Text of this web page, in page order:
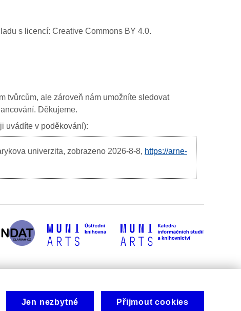
s licencí: Creative Commons BY 4.0.
tvůrcům, ale zároveň nám umožníte sledovat
Děkujeme.
uvádíte v poděkování):
univerzita, zobrazeno 2026-8-8, https://arne-
Jen nezbytné Přijmout cookies